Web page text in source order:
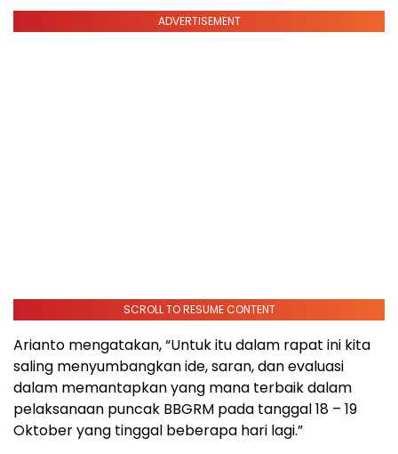
ADVERTISEMENT
SCROLL TO RESUME CONTENT
Arianto mengatakan, “Untuk itu dalam rapat ini kita
saling menyumbangkan ide, saran, dan evaluasi
dalam memantapkan yang mana terbaik dalam
pelaksanaan puncak BBGRM pada tanggal 18 – 19
Oktober yang tinggal beberapa hari lagi.”